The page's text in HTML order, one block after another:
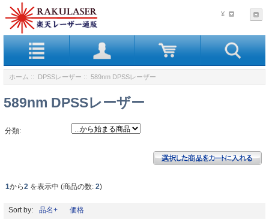
¥
ホーム :: DPSSレーザー :: 589nm DPSSレーザー
589nm DPSSレーザー
分類:
1から2 を表示中 (商品の数: 2)
Sort by: 品名+ 価格